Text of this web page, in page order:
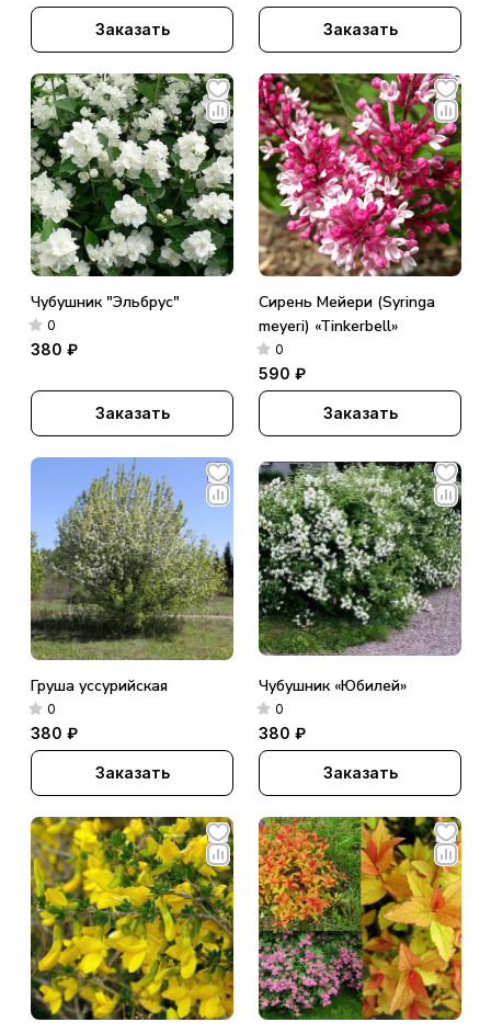
Заказать Заказать
Чубушник "Эльбрус"
0
380 ₽
Заказать
Сирень Мейери (Syringa
meyeri) «Tinkerbell»
0
590 ₽
Заказать
Груша уссурийская
0
380 ₽
Заказать
Чубушник «Юбилей»
0
380 ₽
Заказать